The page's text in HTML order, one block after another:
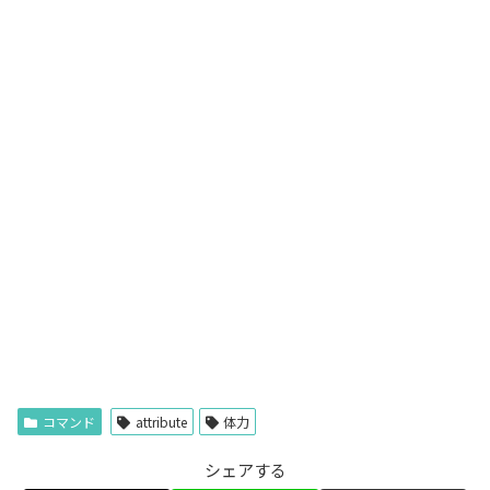
コマンド attribute 体力
シェアする